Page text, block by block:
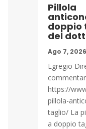
Pillola
doppio
del
Ago 7, 2026
Egregio
https://
pillola-
taglio/ La
a doppio